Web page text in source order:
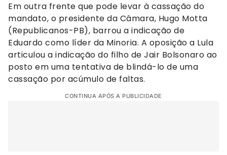
Em outra frente que pode levar à cassação do
mandato, o presidente da Câmara, Hugo Motta
(Republicanos-PB), barrou a indicação de
Eduardo como líder da Minoria. A oposição a Lula
articulou a indicação do filho de Jair Bolsonaro ao
posto em uma tentativa de blindá-lo de uma
cassação por acúmulo de faltas.
CONTINUA APÓS A PUBLICIDADE